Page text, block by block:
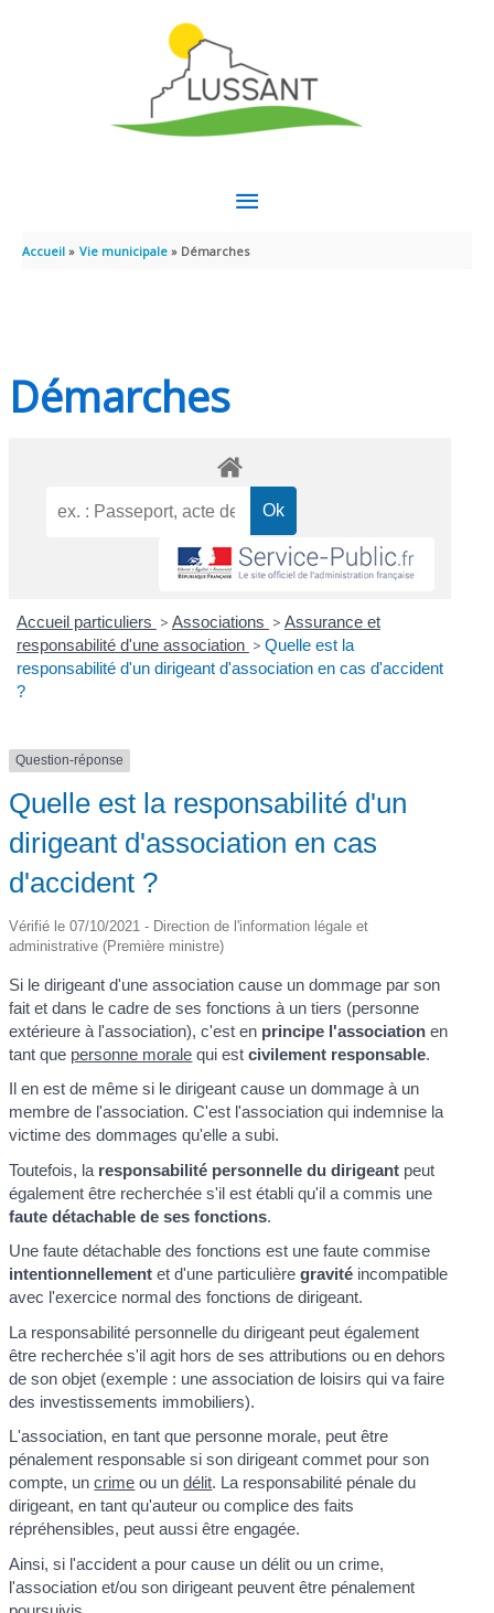
MENU
PRINCIPAL
Accueil Vie municipale Démarches
Démarches
Accueil particuliers > Associations > Assurance et
responsabilité d'une association > Quelle est la
responsabilité d'un dirigeant d'association en cas d'accident
?
Question-réponse
Quelle est la responsabilité d'un
dirigeant d'association en cas
d'accident ?
Vérifié le 07/10/2021 - Direction de l'information légale et
administrative (Première ministre)
Si le dirigeant d'une association cause un dommage par son
fait et dans le cadre de ses fonctions à un tiers (personne
extérieure à l'association), c'est en principe l'association en
tant que personne morale qui estcivilement responsable.
Il en est de même si le dirigeant cause un dommage à un
membre de l'association. C'est l'association qui indemnise la
victime des dommages qu'elle a subi.
Toutefois, la responsabilité personnelle du dirigeant peut
également être recherchée s'il est établi qu'il a commis une
faute détachable de ses fonctions.
Une faute détachable des fonctions est une faute commise
intentionnellement et d'une particulièregravité incompatible
avec l'exercice normal des fonctions de dirigeant.
La responsabilité personnelle du dirigeant peut également
être recherchée s'il agit hors de ses attributions ou en dehors
de son objet (exemple : une association de loisirs qui va faire
des investissements immobiliers).
L'association, en tant que personne morale, peut être
pénalement responsable si son dirigeant commet pour son
compte, uncrime ou undélit. La responsabilité pénale du
dirigeant, en tant qu'auteur ou complice des faits
répréhensibles, peut aussi être engagée.
Ainsi, si l'accident a pour cause un délit ou un crime,
l'association et/ou son dirigeant peuvent être pénalement